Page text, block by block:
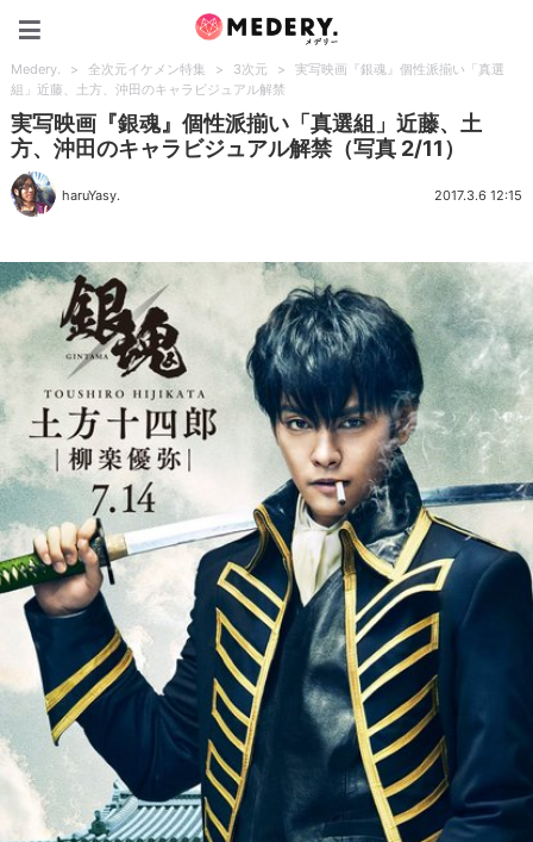
Medery. > 全次元イケメン特集 > 3次元 >
実写映画『銀魂』個性派揃い「真選
組」近藤、土方、沖田のキャラビジュアル解禁
実写映画『銀魂』個性派揃い「真選組」近藤、土
方、沖田のキャラビジュアル解禁（写真 2/11）
haruYasy. 2017.3.6 12:15